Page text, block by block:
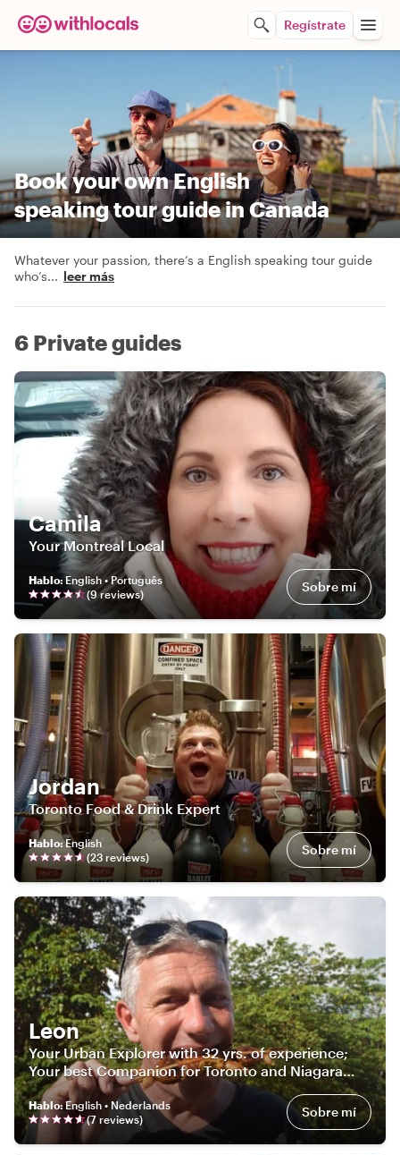
Regístrate
Book your own English
speaking tour guide in Canada
Whatever your passion, there’s a English speaking tour guide
who’s... leer más
6 Private guides
Camila
Your Montreal Local
Hablo:English • Português
(9reviews) Sobre mí
Jordan
Toronto Food & Drink Expert
Hablo:English
(23reviews) Sobre mí
Leon
Your Urban Explorer with 32 yrs. of experience;
Your best Companion for Toronto and Niagara
Falls
Hablo:English • Nederlands
(7 reviews) Sobre mí